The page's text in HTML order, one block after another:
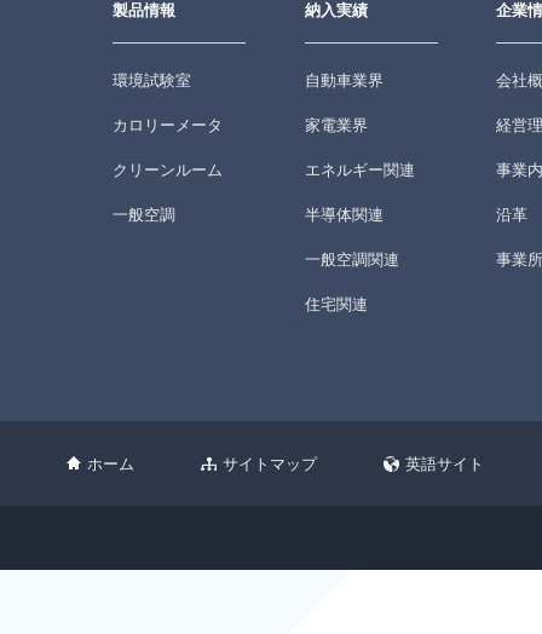
製品情報
環境試験室
カロリーメータ
クリーンルーム
一般空調
納入実績
自動車業界
家電業界
エネルギー関連
半導体関連
一般空調関連
住宅関連
企業
会社
経営
事業
沿革
事業
ホーム サイトマップ 英語サイト